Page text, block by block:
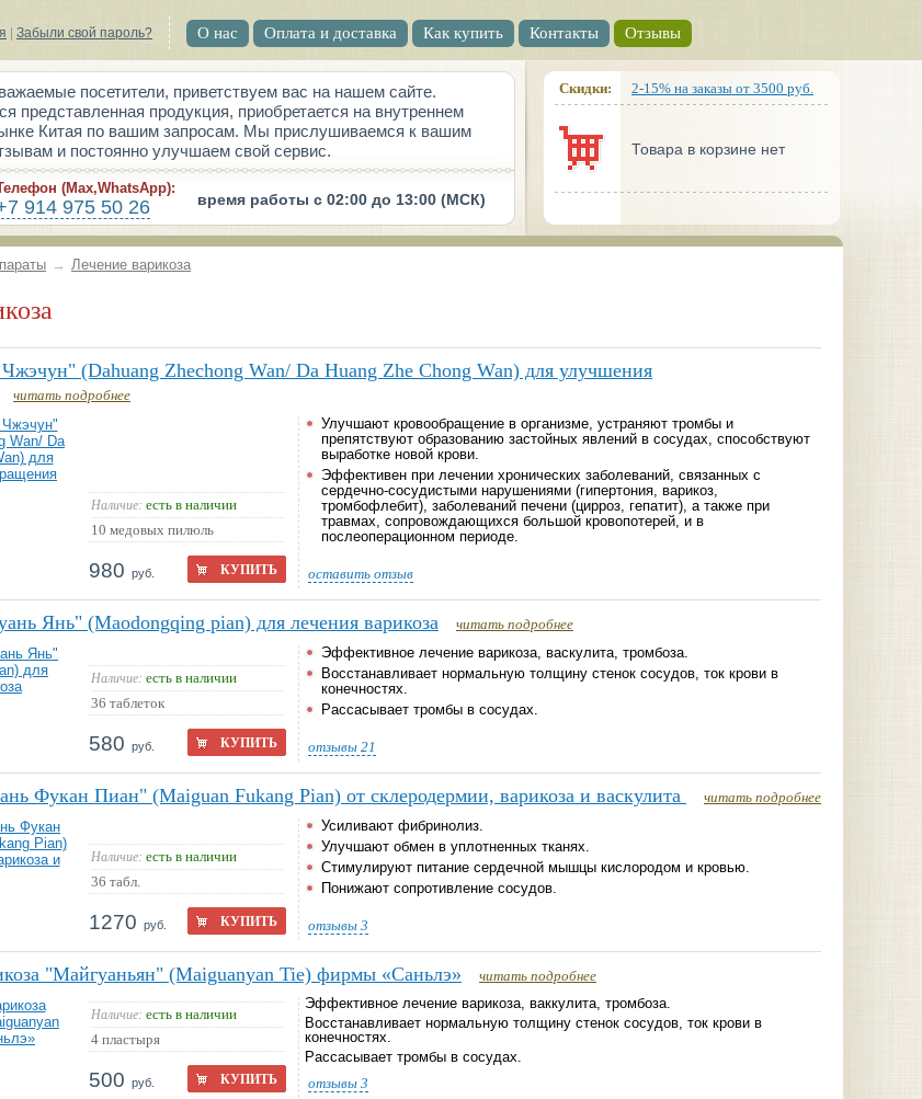
Забыли свой пароль? О нас Оплата и доставка Как купить Контакты Отзывы
посетители, приветствуем вас на нашем сайте.
представленная продукция, приобретается на внутреннем
Китая по вашим запросам. Мы прислушиваемся к вашим
и постоянно улучшаем свой сервис.
(Max,WhatsApp):
914 975 50 26 время работы с 02:00 до 13:00 (МСК)
Скидки: 2-15% на заказы от 3500 руб.
Товара в корзине нет
→ Лечение варикоза
(Dahuang Zhechong Wan/ Da Huang Zhe Chong Wan) для улучшения
читать подробнее
Наличие: есть в наличии
10 медовых пилюль
980 руб. КУПИТЬ
Улучшают кровообращение в организме, устраняют тромбы и
препятствуют образованию застойных явлений в сосудах, способствуют
выработке новой крови.
Эффективен при лечении хронических заболеваний, связанных с
сердечно-сосудистыми нарушениями (гипертония, варикоз,
тромбофлебит), заболеваний печени (цирроз, гепатит), а также при
травмах, сопровождающихся большой кровопотерей, и в
послеоперационном периоде.
оставить отзыв
Янь" (Maodongqing pian) для лечения варикоза читать подробнее
Наличие: есть в наличии
36 таблеток
580 руб. КУПИТЬ
Эффективное лечение варикоза, васкулита, тромбоза.
Восстанавливает нормальную толщину стенок сосудов, ток крови в
конечностях.
Рассасывает тромбы в сосудах.
отзывы 21
Фукан Пиан" (Maiguan Fukang Pian) от склеродермии, варикоза и васкулита читать подробнее
Наличие: есть в наличии
36 табл.
1270 руб. КУПИТЬ
Усиливают фибринолиз.
Улучшают обмен в уплотненных тканях.
Стимулируют питание сердечной мышцы кислородом и кровью.
Понижают сопротивление сосудов.
отзывы 3
"Майгуаньян" (Maiguanyan Tie) фирмы «Саньлэ» читать подробнее
Наличие: есть в наличии
4 пластыря
500 руб. КУПИТЬ
Эффективное лечение варикоза, ваккулита, тромбоза.
Восстанавливает нормальную толщину стенок сосудов, ток крови в
конечностях.
Рассасывает тромбы в сосудах.
отзывы 3